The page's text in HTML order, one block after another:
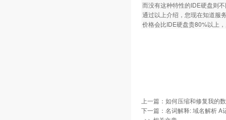
而没有这种特性的IDE硬盘则
通过以上介绍，您现在知道服
价格会比IDE硬盘贵80%以上
上一篇： 如何压缩和修复我的
下一篇： 名词解释: 域名解析 A